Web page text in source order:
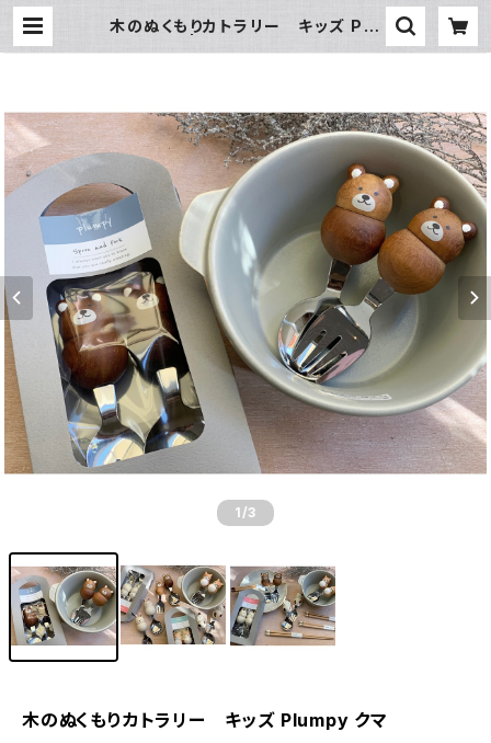
木のぬくもりカトラリー キッズ Plu
1 /3
木のぬくもりカトラリー キッズ Plumpy クマ